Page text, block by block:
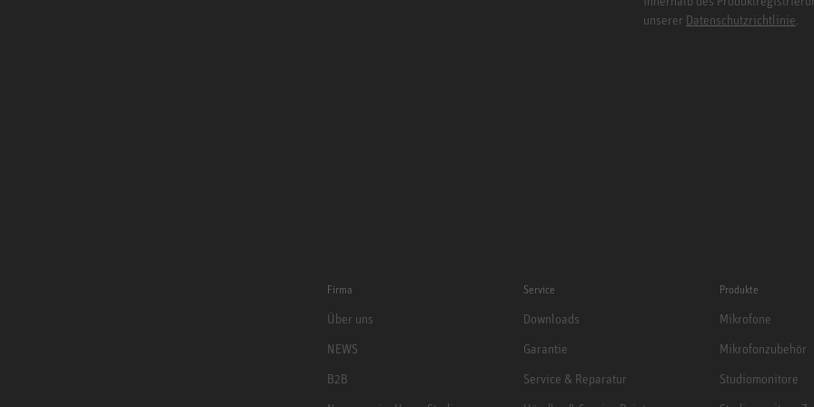
unserer Datenschutzrichtlinie
Firma
Über uns
NEWS
B2B
Service
Downloads
Garantie
Service & Reparatur
Produkte
Mikrofone
Mikrofonzubehör
Studiomonitore